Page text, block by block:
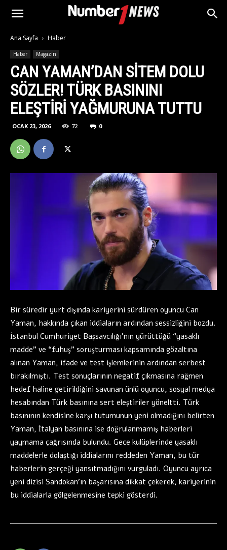
Ana Sayfa Haber
Haber Magazin
CAN YAMAN’DAN SITEM DOLU
SÖZLER! TÜRK BASININI
ELEŞTIRI YAĞMURUNA TUTTU
OCAK 23, 2026 72 0
Bir süredir yurt dışında kariyerini sürdüren oyuncu Can
Yaman, hakkında çıkan iddiaların ardından sessizliğini bozdu.
İstanbul Cumhuriyet Başsavcılığı’nın yürüttüğü “yasaklı
madde” ve “fuhuş” soruşturması kapsamında gözaltına
alınan Yaman, ifade ve test işlemlerinin ardından serbest
bırakılmıştı. Test sonuçlarının negatif çıkmasına rağmen
hedef haline getirildiğini savunan ünlü oyuncu, sosyal medya
hesabından Türk basınına sert eleştiriler yöneltti. Türk
basınının kendisine karşı tutumunun yeni olmadığını belirten
Yaman, İtalyan basınına ise doğrulanmamış haberleri
yaymama çağrısında bulundu. Gece kulüplerinde yasaklı
maddelerle dolaştığı iddialarını reddeden Yaman, bu tür
haberlerin gerçeği yansıtmadığını vurguladı. Oyuncu ayrıca
yeni dizisi Sandokan’ın başarısına dikkat çekerek, kariyerinin
bu iddialarla gölgelenmesine tepki gösterdi.